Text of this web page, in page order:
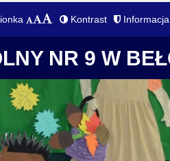
Kontrast
NR 9 W